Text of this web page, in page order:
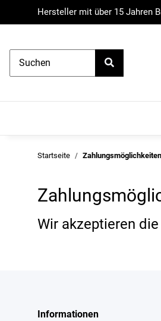
Hersteller mit über 15 Jahren
Startseite Zahlungsmöglichkeiten
Wir akzeptieren
Informationen